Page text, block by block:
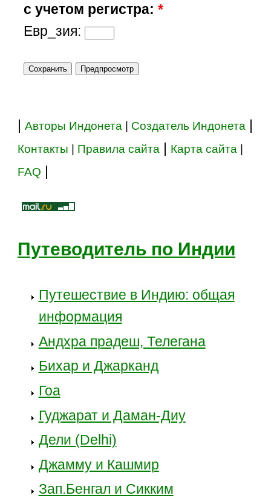
с учетом регистра:*
Евр_зия:
|Авторы Индонета Создатель Индонета |
Контакты Правила сайта | Карта сайта
FAQ |
Путеводитель по Индии
Путешествие в Индию: общая
информация
Андхра прадеш, Телегана
Бихар и Джарканд
Гоа
Гуджарат и Даман-Диу
Дели (Delhi)
Джамму и Кашмир
Зап.Бенгал и Сикким